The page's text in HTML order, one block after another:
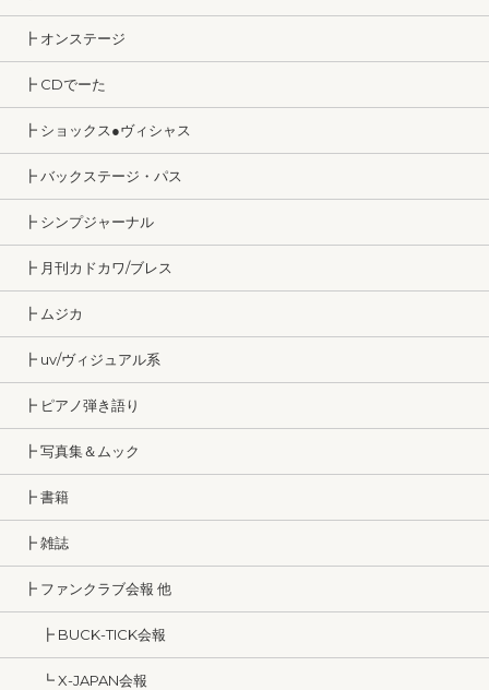
┣ オンステージ
┣ CDでーた
┣ ショックス●ヴィシャス
┣ バックステージ・パス
┣ シンプジャーナル
┣ 月刊カドカワ/ブレス
┣ ムジカ
┣ uv/ヴィジュアル系
┣ ピアノ弾き語り
┣ 写真集＆ムック
┣ 書籍
┣ 雑誌
┣ ファンクラブ会報 他
┣ BUCK-TICK会報
┗ X-JAPAN会報